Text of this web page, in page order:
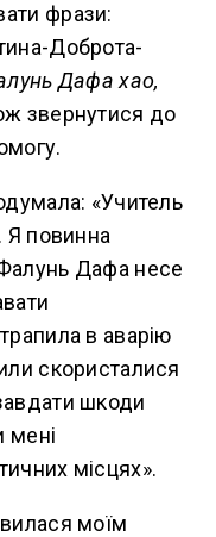
фрази:
Доброта-
Дафа хао,
звернутися до
«Учитель
Я повинна
Дафа несе
в аварію
скористалися
шкоди
мені
місцях».
моїм